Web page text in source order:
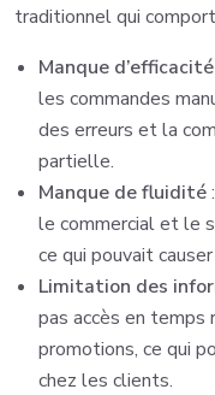
traditionnel qui
Manque d’efficacité
les commandes
des erreurs et la
partielle.
Manque de fluidité
le commercial et le
ce qui pouvait
Limitation des
pas accès en
promotions, ce qui
chez les clients.